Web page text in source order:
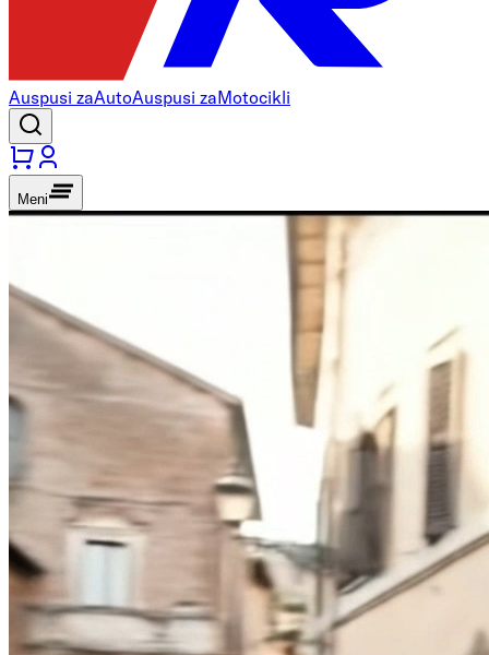
Auspusi zaAutoAuspusi zaMotocikli
Meni